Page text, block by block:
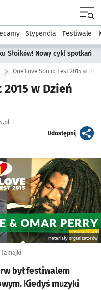
Kultura
Stypendia Festiwale
Słoików! Nowy cykl spotkań
One Love Sound Fest 2015 w
2015 w Dzień
Udostępnijartykuł
materiały organizatorów
Jamajki
był festiwalem
Kiedyś muzyki